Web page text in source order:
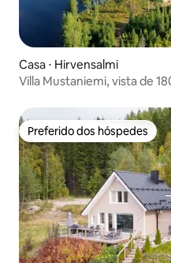
Casa ⋅ Hirvensalmi
Villa Mustaniemi, vista de
Preferido dos hóspedes
Preferido dos hóspedes